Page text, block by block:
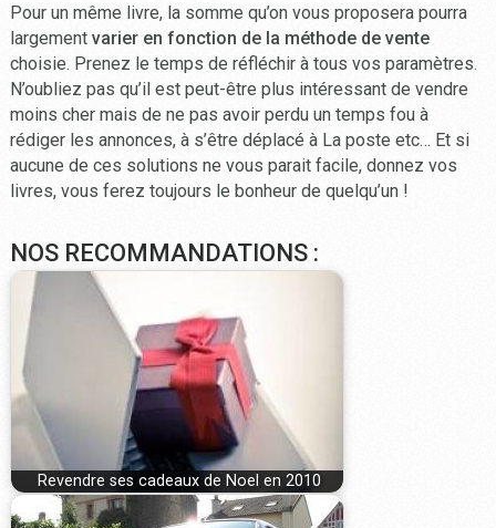
Pour un même livre, la somme qu’on vous proposera pourra
largement varier en fonction de la méthode de vente
choisie. Prenez le temps de réfléchir à tous vos paramètres.
N’oubliez pas qu’il est peut-être plus intéressant de vendre
moins cher mais de ne pas avoir perdu un temps fou à
rédiger les annonces, à s’être déplacé à La poste etc… Et si
aucune de ces solutions ne vous parait facile, donnez vos
livres, vous ferez toujours le bonheur de quelqu’un !
NOS RECOMMANDATIONS :
Revendre ses cadeaux de Noel en 2010